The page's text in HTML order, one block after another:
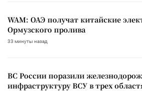
WAM: ОАЭ получат китайские
Ормузского пролива
33 минуты назад
ВС России поразили
инфраструктуру ВСУ в трех